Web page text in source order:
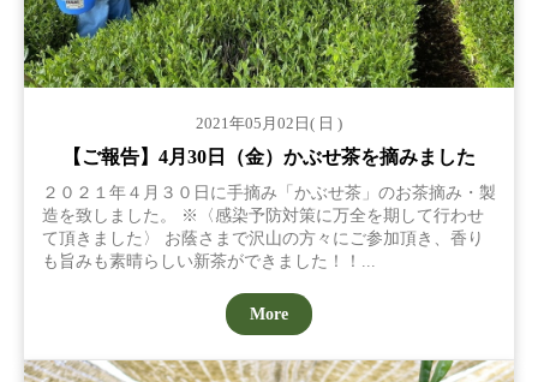
2021年05月02日( 日 )
【ご報告】4月30日（金）かぶせ茶を摘みました
２０２１年４月３０日に手摘み「かぶせ茶」のお茶摘み・製
造を致しました。 ※〈感染予防対策に万全を期して行わせ
て頂きました〉 お蔭さまで沢山の方々にご参加頂き、香り
も旨みも素晴らしい新茶ができました！！...
More